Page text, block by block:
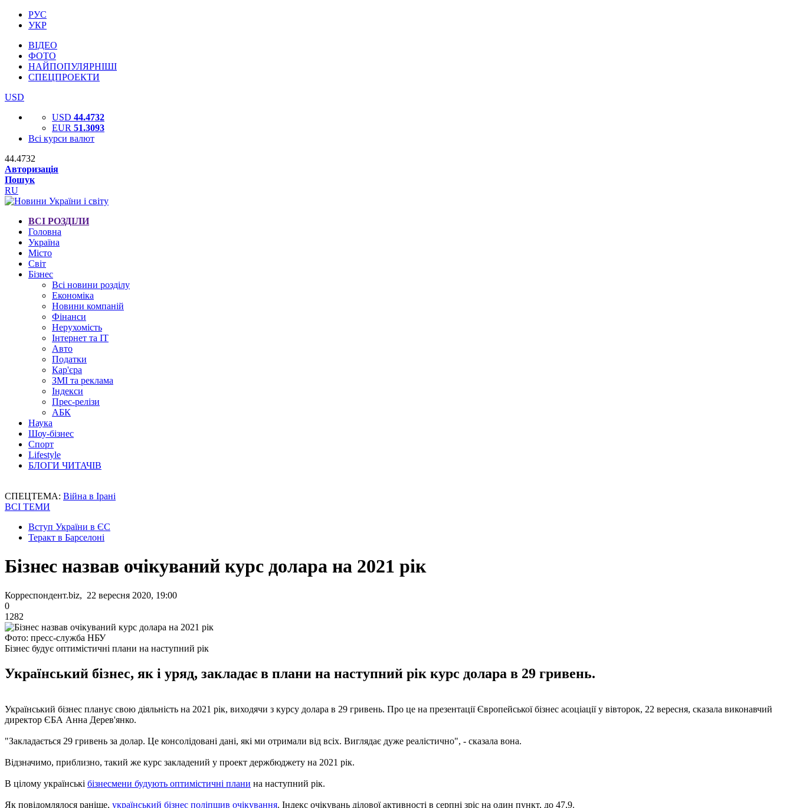
РУС
УКР
ВІДЕО
ФОТО
НАЙПОПУЛЯРНІШІ
СПЕЦПРОЕКТИ
USD
USD 44.4732
EUR 51.3093
Всі курси валют
44.4732
Авторизація
Пошук
RU
ВСІ РОЗДІЛИ
Головна
Україна
Місто
Світ
Бізнес
Всі новини розділу
Економіка
Новини компаній
Фінанси
Нерухомість
Інтернет та IT
Авто
Податки
Кар'єра
ЗМІ та реклама
Індекси
Прес-релізи
АБК
Наука
Шоу-бізнес
Спорт
Lifestyle
БЛОГИ ЧИТАЧІВ
СПЕЦТЕМА: Війна в Ірані
ВСІ ТЕМИ
Вступ України в ЄС
Теракт в Барселоні
Бізнес назвав очікуваний курс долара на 2021 рік
Корреспондент.biz, 22 вересня 2020, 19:00
0
1282
Фото: пресс-служба НБУ
Бізнес будує оптимістичні плани на наступний рік
Український бізнес, як і уряд, закладає в плани на наступний рік курс долара в 29 гривень.
Український бізнес планує свою діяльність на 2021 рік, виходячи з курсу долара в 29 гривень. Про це на презентації Європейської бізнес асоціації у вівторок, 22 вересня, сказала виконавчий
директор ЄБА Анна Дерев'янко.
"Закладається 29 гривень за долар. Це консолідовані дані, які ми отримали від всіх. Виглядає дуже реалістично", - сказала вона.
Відзначимо, приблизно, такий же курс закладений у проект держбюджету на 2021 рік.
В цілому українські бізнесмени будують оптимістичні плани на наступний рік.
Як повідомлялося раніше, український бізнес поліпшив очікування. Індекс очікувань ділової активності в серпні зріс на один пункт, до 47,9.